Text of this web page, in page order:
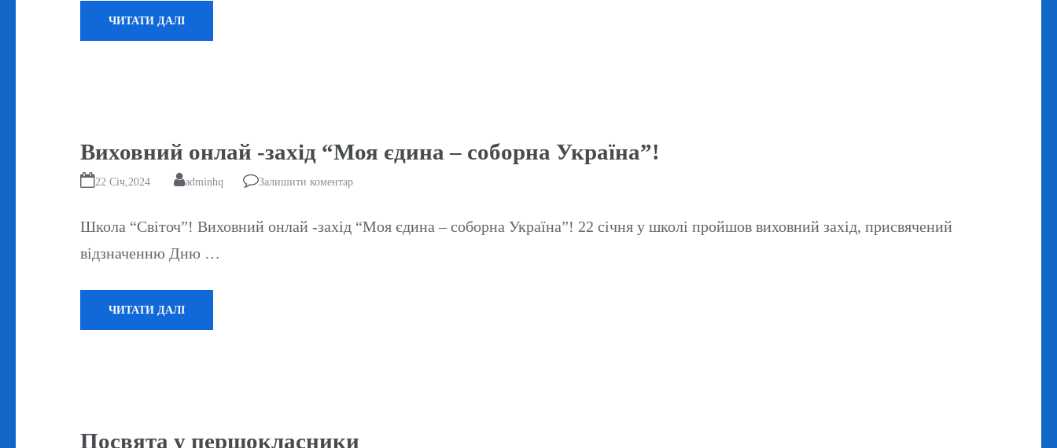
ЧИТАТИ ДАЛІ
Виховний онлай -захід “Моя єдина – соборна Україна”!
22 Січ,2024 adminhq Залишити коментар
Школа “Світоч”! Виховний онлай -захід “Моя єдина – соборна Україна”! 22 січня у школі пройшов виховний захід, присвячений
відзначенню Дню …
ЧИТАТИ ДАЛІ
Посвята у першокласники